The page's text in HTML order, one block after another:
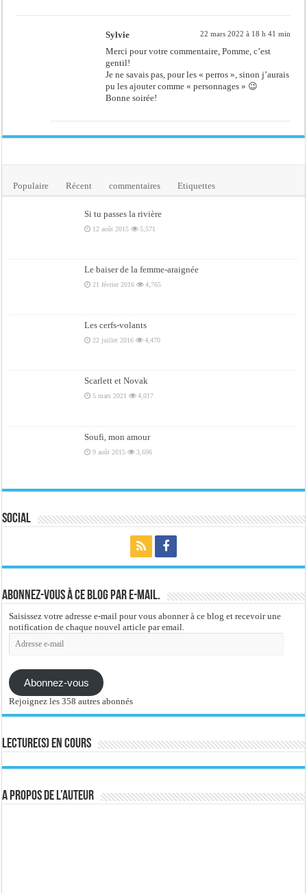
Sylvie 22 mars 2022 à 18 h 41 min
Merci pour votre commentaire, Pomme, c’est
gentil!
Je ne savais pas, pour les « perros », sinon j’aurais
pu les ajouter comme « personnages » 😉
Bonne soirée!
Populaire Récent commentaires Etiquettes
Si tu passes la rivière
12 août 2015 5,571
Le baiser de la femme-araignée
21 février 2016 4,765
Les cerfs-volants
22 juillet 2016 4,470
Scarlett et Novak
5 mars 2021 4,017
Soufi, mon amour
9 août 2015 3,696
Social
Abonnez-vous à ce blog par e-mail.
Saisissez votre adresse e-mail pour vous abonner à ce blog et recevoir une
notification de chaque nouvel article par email.
Adresse
e-
Abonnez-vous
Rejoignez les 358 autres abonnés
Lecture(s) en cours
A propos de l’auteur